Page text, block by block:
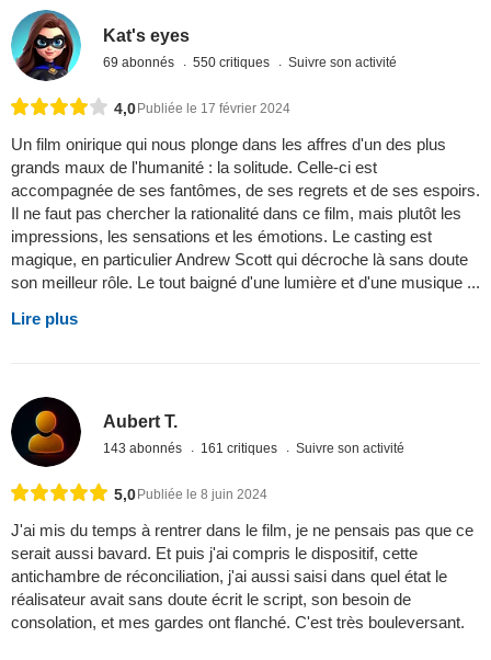
Kat's eyes
69 abonnés 550 critiques Suivre son activité
4,0Publiée le 17 février 2024
Un film onirique qui nous plonge dans les affres d'un des plus
grands maux de l'humanité : la solitude. Celle-ci est
accompagnée de ses fantômes, de ses regrets et de ses espoirs.
Il ne faut pas chercher la rationalité dans ce film, mais plutôt les
impressions, les sensations et les émotions. Le casting est
magique, en particulier Andrew Scott qui décroche là sans doute
son meilleur rôle. Le tout baigné d'une lumière et d'une musique ...
Lire plus
Aubert T.
143 abonnés 161 critiques Suivre son activité
5,0 Publiée le 8 juin 2024
J'ai mis du temps à rentrer dans le film, je ne pensais pas que ce
serait aussi bavard. Et puis j'ai compris le dispositif, cette
antichambre de réconciliation, j'ai aussi saisi dans quel état le
réalisateur avait sans doute écrit le script, son besoin de
consolation, et mes gardes ont flanché. C'est très bouleversant.